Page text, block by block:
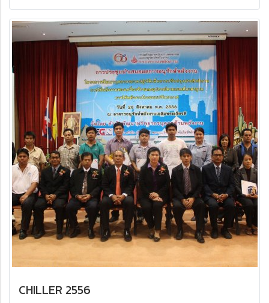
CHILLER 2556